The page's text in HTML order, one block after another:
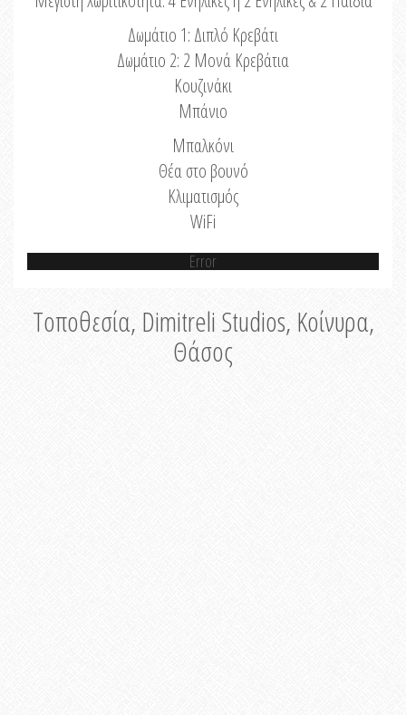
Δωμάτιο 1: Διπλό Κρεβάτι
Δωμάτιο 2: 2 Μονά Κρεβάτια
Κουζινάκι
Μπάνιο
Μπαλκόνι
Θέα στο βουνό
Κλιματισμός
WiFi
Error
Τοποθεσία, Dimitreli Studios, Κοίνυρα,
Θάσος